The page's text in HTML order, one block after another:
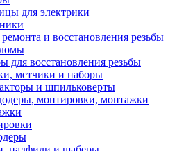
для электрики
и восстановления резьбы
для восстановления резьбы
метчики и наборы
и шпильковерты
монтировки, монтажки